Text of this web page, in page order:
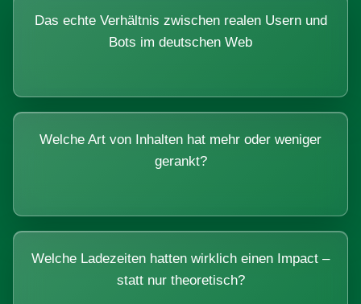
Das echte Verhältnis zwischen realen Usern und
Bots im deutschen Web
Welche Art von Inhalten hat mehr oder weniger
gerankt?
Welche Ladezeiten hatten wirklich einen Impact –
statt nur theoretisch?